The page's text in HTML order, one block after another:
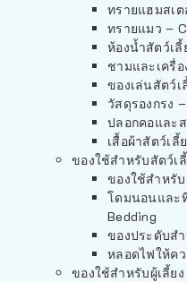
ทรายแฮมสเต
ทรายแมว –
ห้องน้ำสัตว์เ
ชามและเครื่
ของเล่นสัตว์เ
วัสดุรองกรง
ปลอกคอและ
เสื้อผ้าสัตว์เ
ของใช้สำหรับสัตว์เ
ของใช้สำหรับ
โดมนอนและ
Bedding
ของประดับส
หลอดไฟให้ค
ของใช้สำหรับผู้เลี้ย